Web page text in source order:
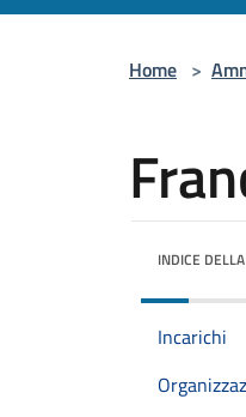
Home >
INDICE
Incarichi